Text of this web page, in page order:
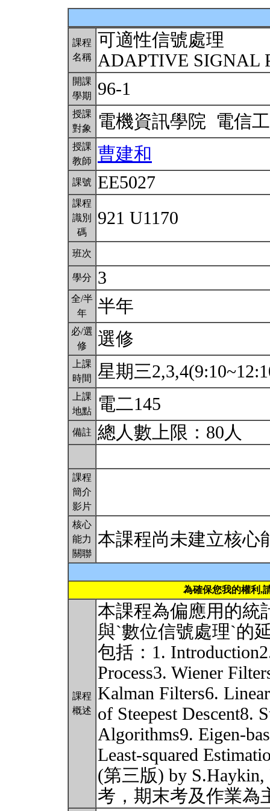
課程
名稱
可適性信號處理
ADAPTIVE SIGNAL
開課
學期
96-1
授課
對象
電機資訊學院 電信
授課
教師
曹建和
課號 EE5027
課程
識別
碼
921 U1170
班次
學分 3
全/半
年
半年
必/選
修
選修
上課
時間
星期三
上課
地點
電二145
備註 總人數上限：80人
課程
簡介
影片
核心
能力
關聯
本課程尚未建立核心
為確保您我的權利,
課程
概述
本課程為偏應用的統
與`數位信號處理`的
包括：1.
Process3. Wiener
Kalman Filters6.
of Steepest Descent8.
Algorithms9. Eigen-
Least-squared
(第三版) by
考，期末考及作業為